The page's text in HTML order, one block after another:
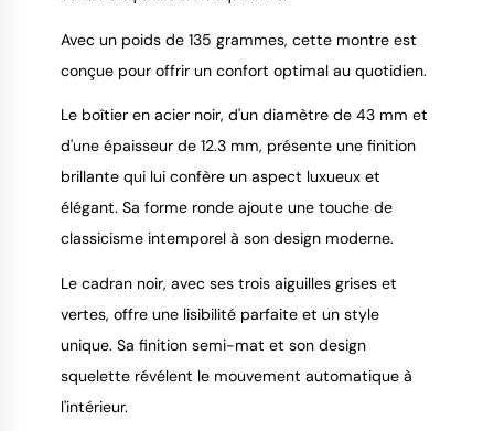
Avec un poids de 135 grammes, cette montre est
conçue pour offrir un confort optimal au quotidien.
Le boîtier en acier noir, d'un diamètre de 43 mm et
d'une épaisseur de 12.3 mm, présente une finition
brillante qui lui confère un aspect luxueux et
élégant. Sa forme ronde ajoute une touche de
classicisme intemporel à son design moderne.
Le cadran noir, avec ses trois aiguilles grises et
vertes, offre une lisibilité parfaite et un style
unique. Sa finition semi-mat et son design
squelette révélent le mouvement automatique à
l'intérieur.